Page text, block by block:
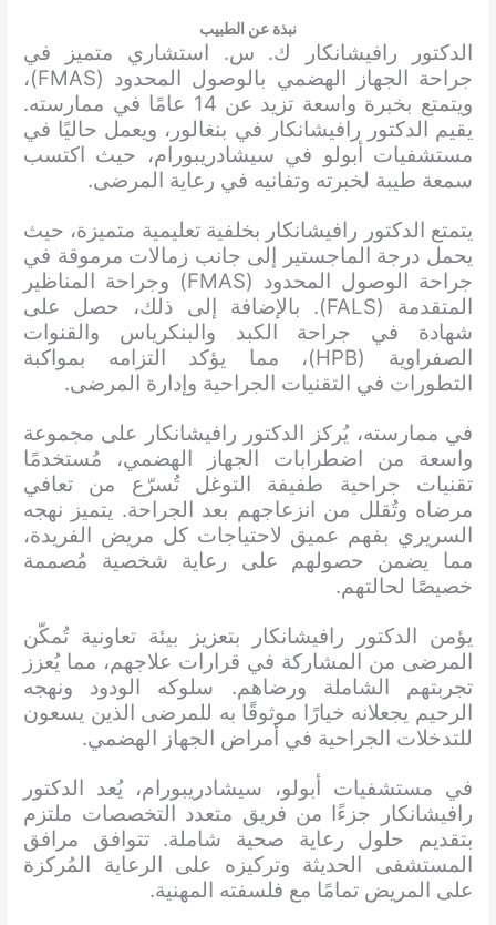
نبذة عن الطبيب
الدكتور رافيشانكار ك. س. استشاري متميز في
جراحة الجهاز الهضمي بالوصول المحدود (FMAS)،
ويتمتع بخبرة واسعة تزيد عن 14 عامًا في ممارسته.
يقيم الدكتور رافيشانكار في بنغالور، ويعمل حاليًا في
مستشفيات أبولو في سيشادريبورام، حيث اكتسب
سمعة طيبة لخبرته وتفانيه في رعاية المرضى.
يتمتع الدكتور رافيشانكار بخلفية تعليمية متميزة، حيث
يحمل درجة الماجستير إلى جانب زمالات مرموقة في
جراحة الوصول المحدود (FMAS) وجراحة المناظير
المتقدمة (FALS). بالإضافة إلى ذلك، حصل على
شهادة في جراحة الكبد والبنكرياس والقنوات
الصفراوية (HPB)، مما يؤكد التزامه بمواكبة
التطورات في التقنيات الجراحية وإدارة المرضى.
في ممارسته، يُركز الدكتور رافيشانكار على مجموعة
واسعة من اضطرابات الجهاز الهضمي، مُستخدمًا
تقنيات جراحية طفيفة التوغل تُسرّع من تعافي
مرضاه وتُقلل من انزعاجهم بعد الجراحة. يتميز نهجه
السريري بفهم عميق لاحتياجات كل مريض الفريدة،
مما يضمن حصولهم على رعاية شخصية مُصممة
خصيصًا لحالتهم.
يؤمن الدكتور رافيشانكار بتعزيز بيئة تعاونية تُمكّن
المرضى من المشاركة في قرارات علاجهم، مما يُعزز
تجربتهم الشاملة ورضاهم. سلوكه الودود ونهجه
الرحيم يجعلانه خيارًا موثوقًا به للمرضى الذين يسعون
للتدخلات الجراحية في أمراض الجهاز الهضمي.
في مستشفيات أبولو، سيشادريبورام، يُعد الدكتور
رافيشانكار جزءًا من فريق متعدد التخصصات ملتزم
بتقديم حلول رعاية صحية شاملة. تتوافق مرافق
المستشفى الحديثة وتركيزه على الرعاية المُركزة
على المريض تمامًا مع فلسفته المهنية.